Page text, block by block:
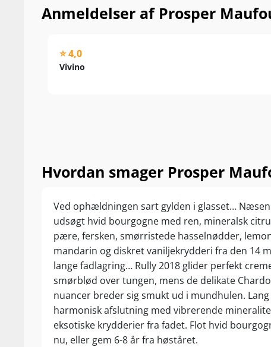
og cremede
Anmeldelser af Prosper
⭐ 4,0
Vivino
Hvordan smager Prosper
Ved ophældningen sart gylden i glasset…
udsøgt hvid bourgogne med ren, mineralsk
pære, fersken, smørristede hasselnødder,
mandarin og diskret vaniljekrydderi fra den 14
lange fadlagring… Rully 2018 glider perfekt
smørblød over tungen, mens de delikate
nuancer breder sig smukt ud i mundhulen.
harmonisk afslutning med vibrerende
eksotiske krydderier fra fadet. Flot hvid
nu, eller gem 6-8 år fra høståret.